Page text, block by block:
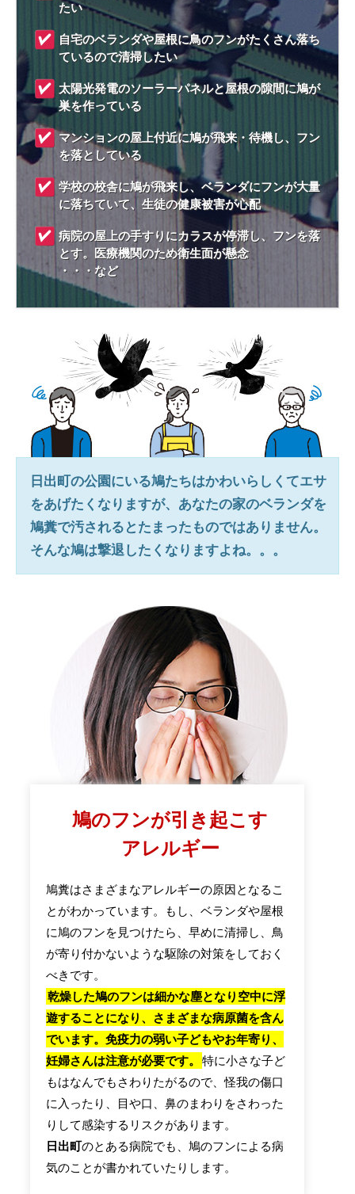
たい
自宅のベランダや屋根に鳥のフンがたくさん落ち
ているので清掃したい
太陽光発電のソーラーパネルと屋根の隙間に鳩が
巣を作っている
マンションの屋上付近に鳩が飛来・待機し、フン
を落としている
学校の校舎に鳩が飛来し、ベランダにフンが大量
に落ちていて、生徒の健康被害が心配
病院の屋上の手すりにカラスが停滞し、フンを落
とす。医療機関のため衛生面が懸念
・・・など
日出町の公園にいる鳩たちはかわいらしくてエサ
をあげたくなりますが、あなたの家のベランダを
鳩糞で汚されるとたまったものではありません。
そんな鳩は撃退したくなりますよね。。。
鳩のフンが引き起こす
アレルギー
鳩糞はさまざまなアレルギーの原因となるこ
とがわかっています。もし、ベランダや屋根
に鳩のフンを見つけたら、早めに清掃し、鳥
が寄り付かないような駆除の対策をしておく
べきです。
乾燥した鳩のフンは細かな塵となり空中に浮
遊することになり、さまざまな病原菌を含ん
でいます。免疫力の弱い子どもやお年寄り、
妊婦さんは注意が必要です。
特に小さな子ど
もはなんでもさわりたがるので、怪我の傷口
に入ったり、目や口、鼻のまわりをさわった
りして感染するリスクがあります。
日出町のとある病院でも、鳩のフンによる病
気のことが書かれていたりします。